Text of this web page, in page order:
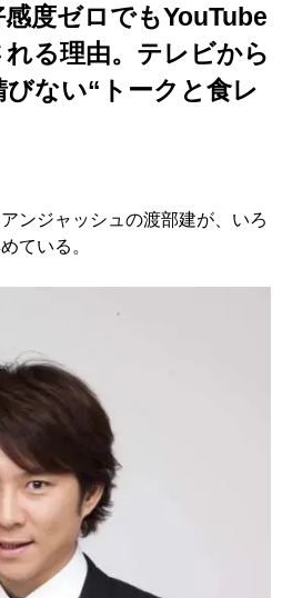
度ゼロでもYouTube
る理由。テレビから
ない“トークと食レ
ンジャッシュの渡部建が、いろ
ている。